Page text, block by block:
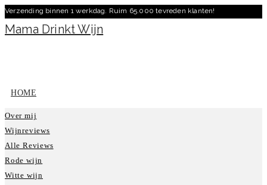
Ga
naar
Verzending binnen 1 werkdag. Ruim 65.000 tevreden klanten!
Mama Drinkt Wijn
HOME
Over mij
Wijnreviews
Alle Reviews
Rode wijn
Witte wijn